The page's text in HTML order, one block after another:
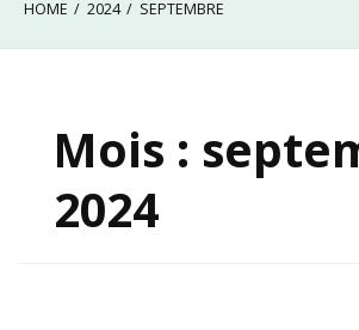
HOME 2024 SEPTEMBRE
Mois :
2024